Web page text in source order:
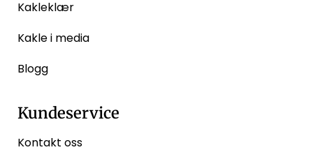
Kakleklær
Kakle i media
Blogg
Kundeservice
Kontakt oss